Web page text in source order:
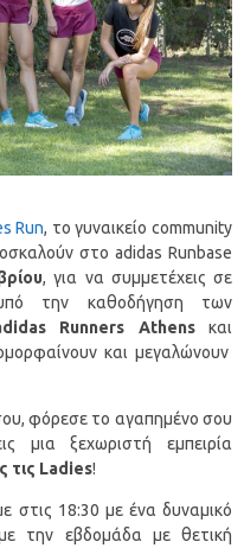
Run, το γυναικείο community
στο adidas Runbase
, για να συμμετέχεις σε
την καθοδήγηση των
Runners Athensκαι
και μεγαλώνουν
φόρεσε το αγαπημένο σου
μια ξεχωριστή εμπειρία
τις Ladies!
στις 18:30 με ένα δυναμικό
την εβδομάδα με θετική